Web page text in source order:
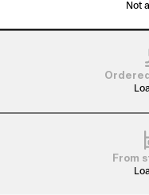
Not
From